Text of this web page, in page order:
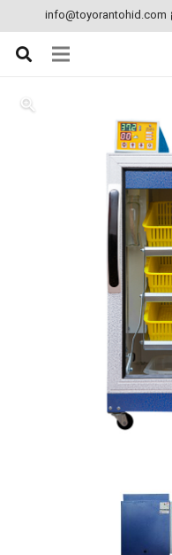
info@toyorantohid.com